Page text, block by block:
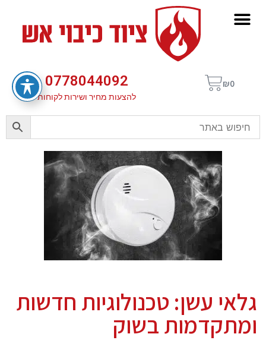
₪0
0778044092
להצעות מחיר ושירות לקוחות
גלאי עשן: טכנולוגיות חדשות
ומתקדמות בשוק